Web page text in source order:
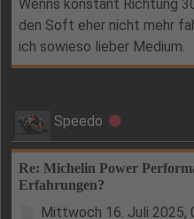
Wenns konstant Richtung
den Soft eher nicht mehr
ich sowieso lieber Medium.
Speedo Offline
Re: Michelin Power
Erfahrungen?
Beitrag
Mittwoch 16. Juli 2025,